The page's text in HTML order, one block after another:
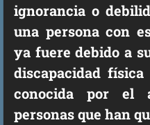
ignorancia o
una persona con
ya fuere debido a
discapacidad
conocida por el
personas que han